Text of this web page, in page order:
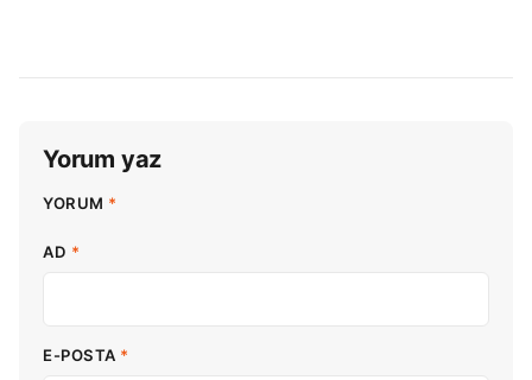
Yorum yaz
YORUM *
AD *
E-POSTA *